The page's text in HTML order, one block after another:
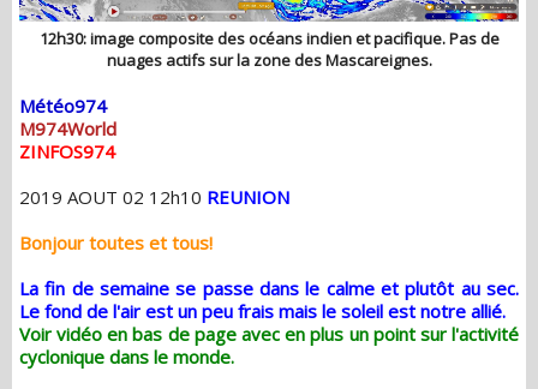
12h30: image composite des océans indien et pacifique. Pas de
nuages actifs sur la zone des Mascareignes.
Météo974
M974World
ZINFOS974
2019 AOUT 02 12h10 REUNION
Bonjour toutes et tous!
La fin de semaine se passe dans le calme et plutôt au sec.
Le fond de l'air est un peu frais mais le soleil est notre allié.
Voir vidéo en bas de page avec en plus un point sur l'activité
cyclonique dans le monde.